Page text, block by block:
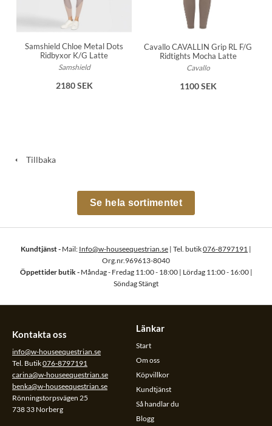
Samshield Chloe Metal Dots
Ridbyxor K/G Latte
Samshield
2180 SEK
Cavallo CAVALLIN Grip RL F/G
Ridtights Mocha Latte
Cavallo
1100 SEK
Tillbaka
Se hela sortimentet
Kundtjänst - Mail: Info@w-houseequestrian.se | Tel. butik076-8797191 |
Org.nr.969613-8040
Öppettider butik - Måndag - Fredag 11:00 - 18:00 | Lördag 11:00 - 16:00 |
Söndag Stängt
Kontakta oss
info@w-houseequestrian.se
Tel. Butik076-8797191
carina@w-houseequestrian.se
benka@w-houseequestrian.se
Rönningstorpsvägen 25
738 33 Norberg
Länkar
Start
Om oss
Köpvillkor
Kundtjänst
Så handlar du
Blogg